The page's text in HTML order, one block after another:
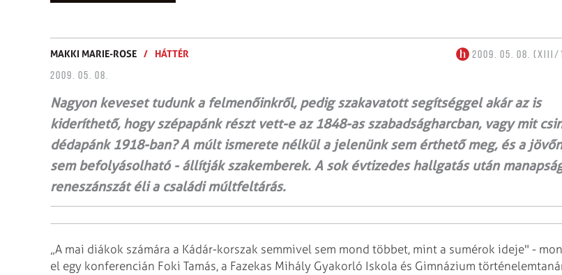
MAKKI MARIE-ROSE / HÁTTÉR
2009. 05. 08. (XIII/
2009. 05. 08.
Nagyon keveset tudunk a felmenőinkről, pedig szakavatott segítséggel akár az is
kideríthető, hogy szépapánk részt vett-e az 1848-as szabadságharcban, vagy mit
dédapánk 1918-ban? A múlt ismerete nélkül a jelenünk sem érthető meg, és a
sem befolyásolható - állítják szakemberek. A sok évtizedes hallgatás után
reneszánszát éli a családi múltfeltárás.
„A mai diákok számára a Kádár-korszak semmivel sem mond többet, mint a sumérok ideje" -
el egy konferencián Foki Tamás, a Fazekas Mihály Gyakorló Iskola és Gimnázium